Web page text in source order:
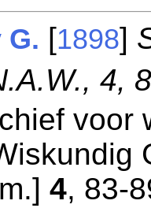
G. [1898]
4,
voor
4, 83-